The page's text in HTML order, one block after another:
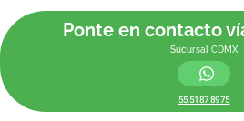
Ponte en contacto
Sucursal CDMX
55 5187 8975